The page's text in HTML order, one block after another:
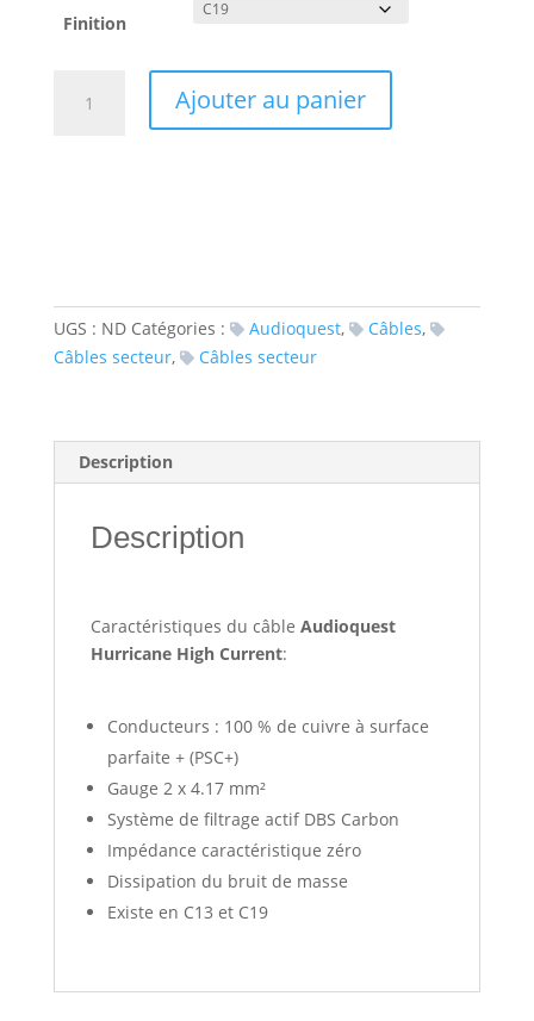
Finition
Ajouter au panier
UGS : ND Catégories : Audioquest, Câbles,
Câbles secteur, Câbles secteur
Description
Description
Caractéristiques du câble Audioquest
Hurricane High Current:
Conducteurs : 100 % de cuivre à surface
parfaite + (PSC+)
Gauge 2 x 4.17 mm²
Système de filtrage actif DBS Carbon
Impédance caractéristique zéro
Dissipation du bruit de masse
Existe en C13 et C19